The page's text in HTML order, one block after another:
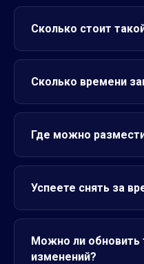
Сколько стоит
Сколько времени
Где можно
Успеете снять за
Можно ли обновить
изменений?